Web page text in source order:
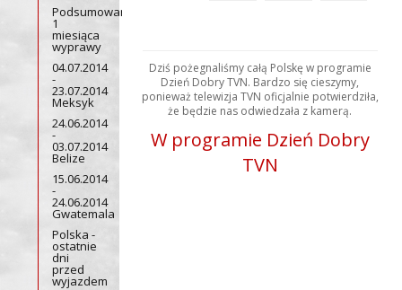
Podsumowanie
1
miesiąca
wyprawy
04.07.2014
-
23.07.2014
Meksyk
24.06.2014
-
03.07.2014
Belize
15.06.2014
-
24.06.2014
Gwatemala
Polska -
ostatnie
dni
przed
wyjazdem
Dziś pożegnaliśmy całą Polskę w programie
Dzień Dobry TVN. Bardzo się cieszymy,
ponieważ telewizja TVN oficjalnie potwierdziła,
że będzie nas odwiedzała z kamerą.
W programie Dzień Dobry
TVN